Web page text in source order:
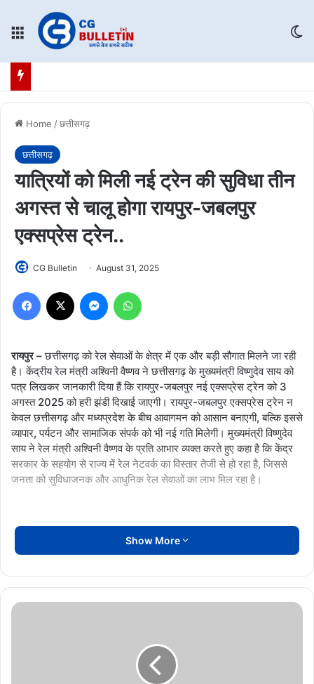
Menu
Home /छत्तीसगढ़
छत्तीसगढ़
यात्रियों को मिली नई ट्रेन की सुविधा तीन
अगस्त से चालू होगा रायपुर-जबलपुर
एक्सप्रेस ट्रेन..
CG Bulletin August 31, 2025
Facebook Messenger
रायपुर –छत्तीसगढ़ को रेल सेवाओं के क्षेत्र में एक और बड़ी सौगात मिलने जा रही
है। केंद्रीय रेल मंत्री अश्विनी वैष्णव ने छत्तीसगढ़ के मुख्यमंत्री विष्णुदेव साय को
पत्र लिखकर जानकारी दिया हैं कि रायपुर-जबलपुर नई एक्सप्रेस ट्रेन को 3
अगस्त 2025 को हरी झंडी दिखाई जाएगी। रायपुर-जबलपुर एक्सप्रेस ट्रेन न
केवल छत्तीसगढ़ और मध्यप्रदेश के बीच आवागमन को आसान बनाएगी, बल्कि इससे
व्यापार, पर्यटन और सामाजिक संपर्क को भी नई गति मिलेगी। मुख्यमंत्री विष्णुदेव
साय ने रेल मंत्री अश्विनी वैष्णव के प्रति आभार व्यक्त करते हुए कहा है कि केंद्र
सरकार के सहयोग से राज्य में रेल नेटवर्क का विस्तार तेजी से हो रहा है, जिससे
जनता को सुविधाजनक और आधुनिक रेल सेवाओं का लाभ मिल रहा है।
Show More
बोधघाट